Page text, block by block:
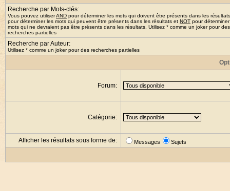
Recherche par Mots-clés:
Vous pouvez utiliserAND pour déterminer les mots qui doivent être présents dans les
pour déterminer les mots qui peuvent être présents dans les résultats et NOT pour
mots qui ne devraient pas être présents dans les résultats. Utilisez * comme un joker pour des
recherches partielles
Recherche par Auteur:
Utilisez * comme un joker pour des recherches partielles
Forum:
Catégorie:
Afficher les résultats sous forme de: Messages Sujets